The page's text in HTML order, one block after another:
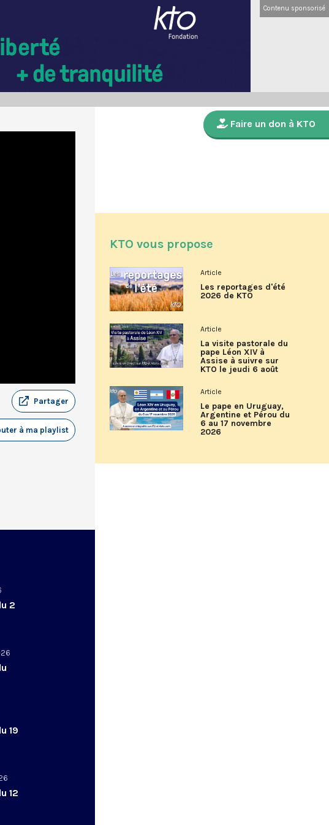
Contenu sponsorisé
Partager
à ma playlist
2
19
12
Faire un don à KTO
KTO vous propose
Article
Les reportages d'été
2026 de KTO
Article
La visite pastorale du
pape Léon XIV à
Assise à suivre sur
KTO le jeudi 6 août
Article
Le pape en Uruguay,
Argentine et Pérou du
6 au 17 novembre
2026